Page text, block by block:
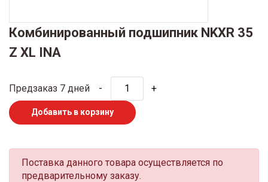
Комбинированный подшипник NKXR 35
Z XL INA
Предзаказ 7 дней - +
Добавить в корзину
Поставка данного товара осуществляется по
предварительному заказу.